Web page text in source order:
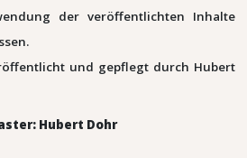
der veröffentlichten Inhalte
und gepflegt durch Hubert
Hubert Dohr